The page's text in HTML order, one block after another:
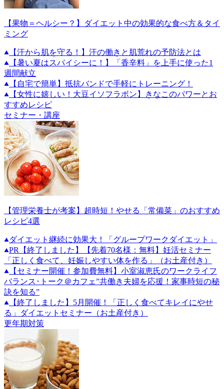
【果物＝ヘルシー？】ダイエット中の効果的な食べ方＆タイ
ミング
【汗から肌を守る！】汗の働きと肌荒れの予防法とは
【暑い夏はスパイシーに！】「香辛料」を上手に使った1
週間献立
【自宅で簡単】抵抗バンドで手軽にトレーニング！
【女性に嬉しい！大豆イソフラボン】きなこのパワーとお
すすめレシピ
セミナー・講座
【管理栄養士が考案】超時短！やせる「常備菜」のおすすめ
レシピ4選
ダイエット継続に効果大！「グループワークダイエット」
PR 【終了しました】【先着70名様：無料】妊活セミナー
「正しく食べて、妊娠しやすい体を作る」（お土産付き）
【セミナー開催！参加費無料】小室淑恵氏のワークライフ
バランス･トーク＠カフェ”共働き夫婦を応援！家事時短の秘
訣を知る”
【終了しました】5月開催！「正しく食べてキレイにやせ
る」ダイエットセミナー（お土産付き）
更年期対策